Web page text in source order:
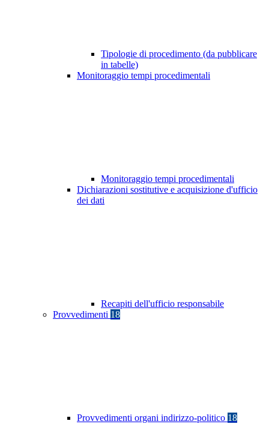
Tipologie di procedimento (da pubblicare
in tabelle)
Monitoraggio tempi procedimentali
Monitoraggio tempi procedimentali
Dichiarazioni sostitutive e acquisizione d'ufficio
dei dati
Recapiti dell'ufficio responsabile
Provvedimenti 18
Provvedimenti organi indirizzo-politico 18